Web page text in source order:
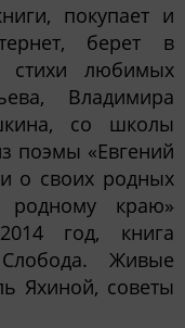
покупает и
берет в
стихи любимых
Владимира
со школы
поэмы «Евгений
о своих родных
родному краю»
год, книга
Живые
Яхиной, советы